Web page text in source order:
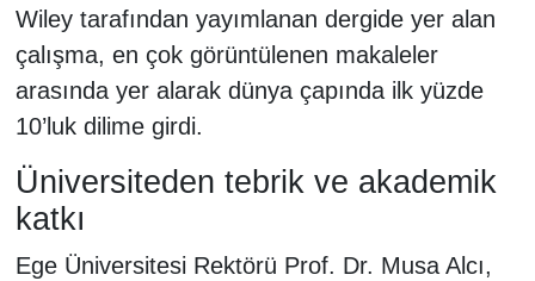
Wiley tarafından yayımlanan dergide yer alan
çalışma, en çok görüntülenen makaleler
arasında yer alarak dünya çapında ilk yüzde
10’luk dilime girdi.
Üniversiteden tebrik ve akademik
katkı
Ege Üniversitesi Rektörü Prof. Dr. Musa Alcı,